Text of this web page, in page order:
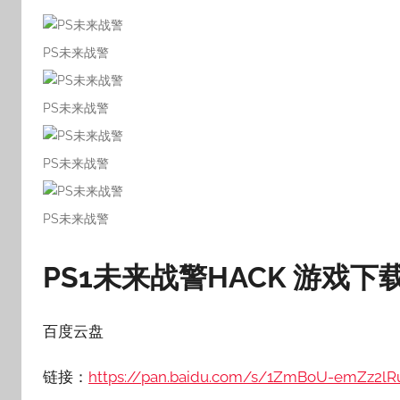
PS未来战警
PS未来战警
PS未来战警
PS未来战警
PS1未来战警HACK 游戏下
百度云盘
链接： https://pan.baidu.com/s/1ZmBoU-